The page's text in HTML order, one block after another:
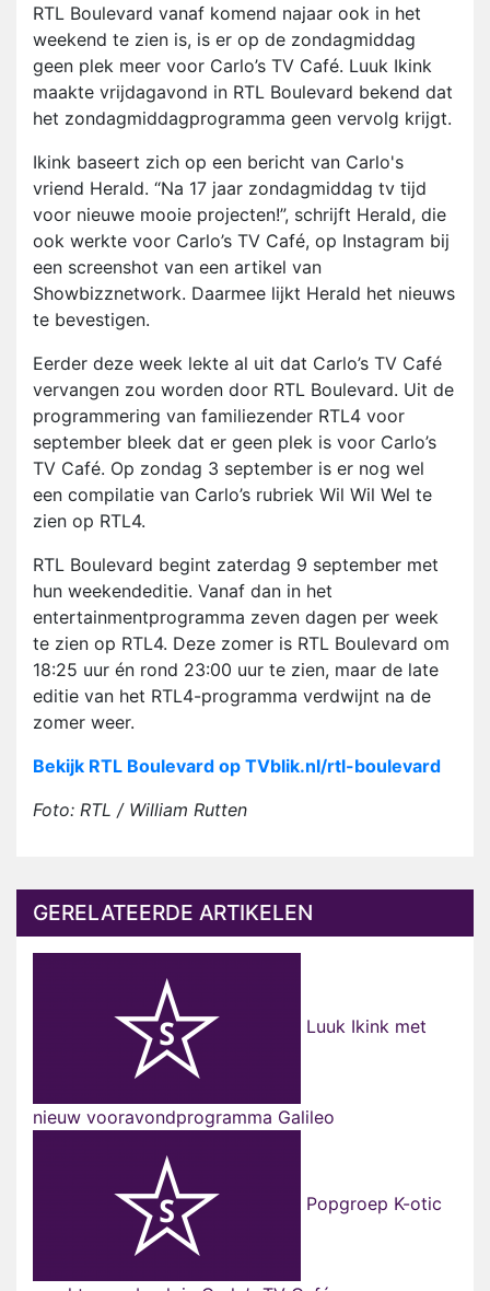
RTL Boulevard vanaf komend najaar ook in het
weekend te zien is, is er op de zondagmiddag
geen plek meer voor Carlo’s TV Café. Luuk Ikink
maakte vrijdagavond in RTL Boulevard bekend dat
het zondagmiddagprogramma geen vervolg krijgt.
Ikink baseert zich op een bericht van Carlo's
vriend Herald. “Na 17 jaar zondagmiddag tv tijd
voor nieuwe mooie projecten!”, schrijft Herald, die
ook werkte voor Carlo’s TV Café, op Instagram bij
een screenshot van een artikel van
Showbizznetwork. Daarmee lijkt Herald het nieuws
te bevestigen.
Eerder deze week lekte al uit dat Carlo’s TV Café
vervangen zou worden door RTL Boulevard. Uit de
programmering van familiezender RTL4 voor
september bleek dat er geen plek is voor Carlo’s
TV Café. Op zondag 3 september is er nog wel
een compilatie van Carlo’s rubriek Wil Wil Wel te
zien op RTL4.
RTL Boulevard begint zaterdag 9 september met
hun weekendeditie. Vanaf dan in het
entertainmentprogramma zeven dagen per week
te zien op RTL4. Deze zomer is RTL Boulevard om
18:25 uur én rond 23:00 uur te zien, maar de late
editie van het RTL4-programma verdwijnt na de
zomer weer.
Bekijk RTL Boulevard op TVblik.nl/rtl-boulevard
Foto: RTL / William Rutten
GERELATEERDE ARTIKELEN
Luuk Ikink met
nieuw vooravondprogramma Galileo
Popgroep K-otic